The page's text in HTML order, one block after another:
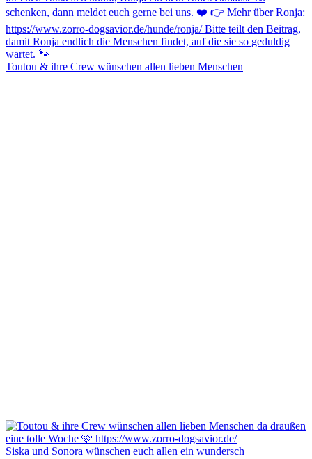
Toutou & ihre Crew wünschen allen lieben Menschen
Siska und Sonora wünschen euch allen ein wundersch